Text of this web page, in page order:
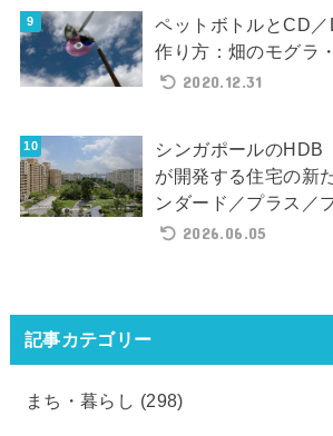
ペットボトルとCD
作り方：畑のモグラ
2020.12.31
シンガポールのHDB
が開発する住宅の新
ンダード／プラス／
2026.06.05
記事カテゴリー
まち・暮らし (298)